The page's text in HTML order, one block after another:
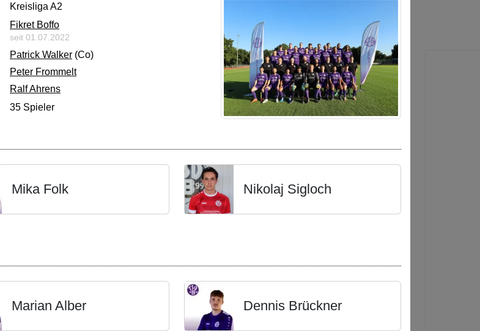
Kreisliga A2
Fikret Boffo
seit 01.07.2022
Patrick Walker (Co)
Peter Frommelt
Ralf Ahrens
35 Spieler
Mika Folk Nikolaj Sigloch
Marian Alber Dennis Brückner